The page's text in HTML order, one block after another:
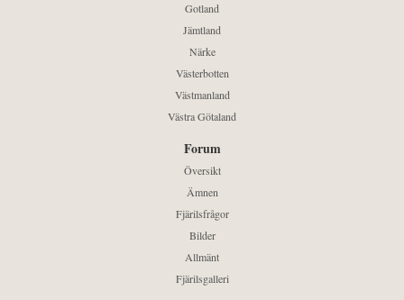
Gotland
Jämtland
Närke
Västerbotten
Västmanland
Västra Götaland
Forum
Översikt
Ämnen
Fjärilsfrågor
Bilder
Allmänt
Fjärilsgalleri